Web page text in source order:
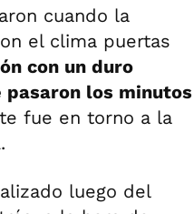
cuando la
el clima puertas
con un duro
los minutos
fue en torno a la
luego del